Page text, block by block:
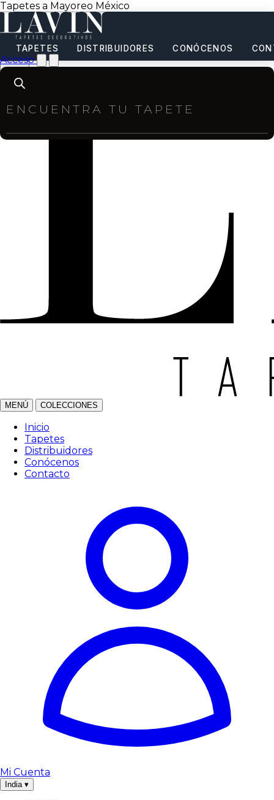
Tapetes a Mayoreo México
TAPETES DISTRIBUIDORES CONÓCENOS
Acceso
Products
search
MENÚ COLECCIONES
Inicio
Tapetes
Distribuidores
Conócenos
Contacto
Mi Cuenta
India ▾